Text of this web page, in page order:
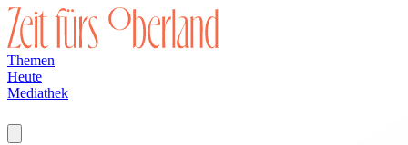
Themen
Heute
Mediathek